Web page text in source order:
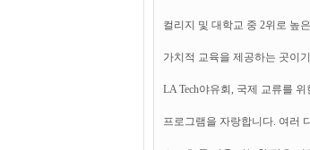
컬리지 및 대학교 중 2위로 높
가치적 교육을 제공하는 곳이
LA Tech야유회, 국제 교류를
프로그램을 자랑합니다. 여러